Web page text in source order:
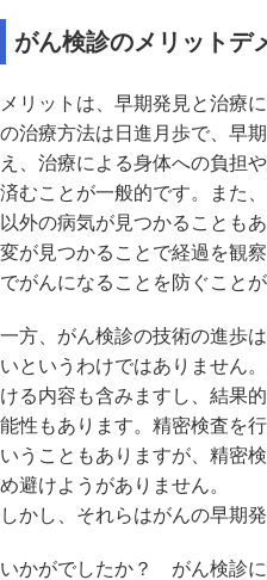
がん検診のメリットデ
メリットは、早期発見と治療
の治療方法は日進月歩で、早
え、治療による身体への負担
済むことが一般的です。また
以外の病気が見つかることも
変が見つかることで経過を観
でがんになることを防ぐことが
一方、がん検診の技術の進歩
いというわけではありません
ける内容も含みますし、結果
能性もあります。精密検査を
いうこともありますが、精密
め避けようがありません。
しかし、それらはがんの早期
いかがでしたか？ がん検診に